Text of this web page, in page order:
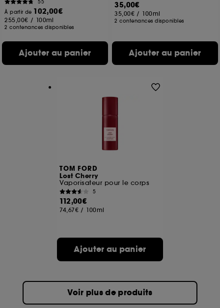
55
À partir de 102,00€
255,00€ / 100ml
2 contenances disponibles
Ajouter au panier
35,00€
35,00€ / 100ml
2 contenances disponibles
Ajouter au panier
TOM FORD
Lost Cherry
Vaporisateur pour le corps
5
112,00€
74,67€ / 100ml
Ajouter au panier
Voir plus de produits